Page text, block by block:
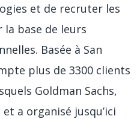
et de recruter les
base de leurs
Basée à San
plus de 3300 clients
Goldman Sachs,
a organisé jusqu’ici